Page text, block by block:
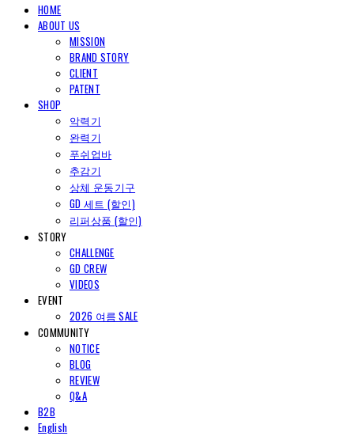
HOME
ABOUT US
MISSION
BRAND STORY
CLIENT
PATENT
SHOP
악력기
완력기
푸쉬업바
추감기
상체 운동기구
GD 세트 (할인)
리퍼상품 (할인)
STORY
CHALLENGE
GD CREW
VIDEOS
EVENT
2026 여름 SALE
COMMUNITY
NOTICE
BLOG
REVIEW
Q&A
B2B
English